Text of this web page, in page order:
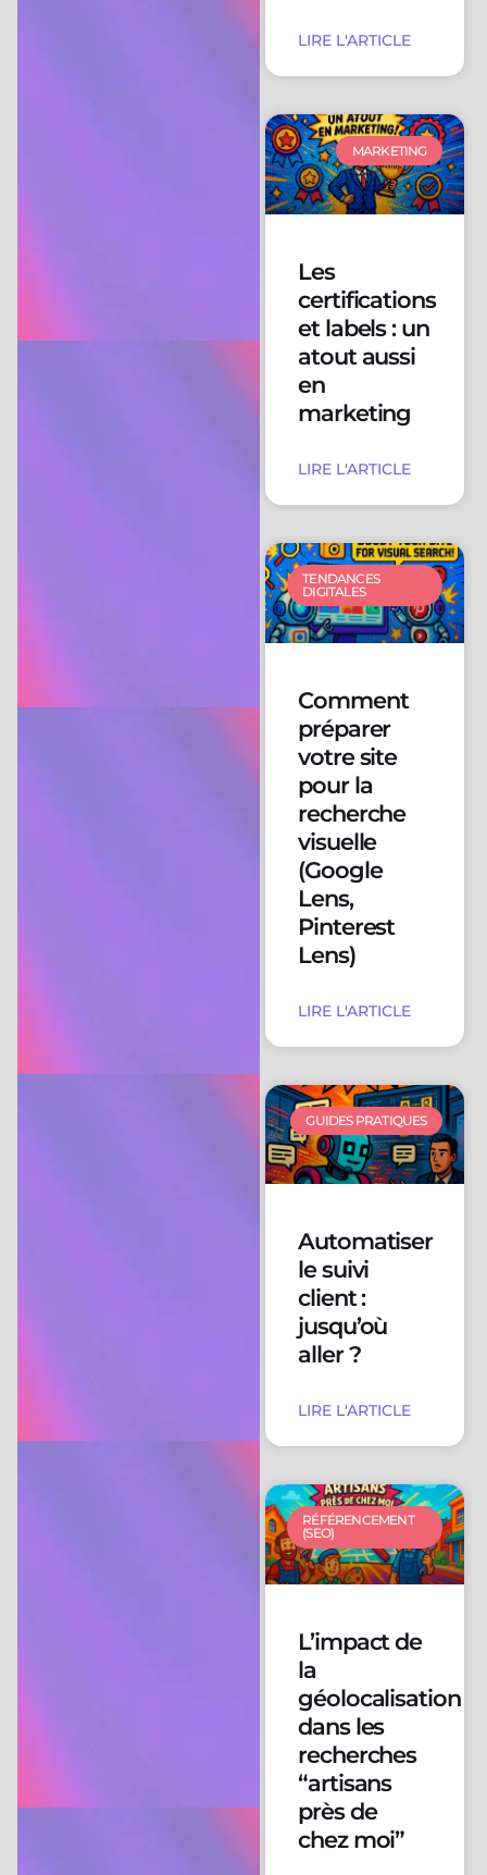
LIRE L'ARTICLE
MARKETING
Les
certifications
et labels : un
atout aussi
en
marketing
LIRE L'ARTICLE
TENDANCES
DIGITALES
Comment
préparer
votre site
pour la
recherche
visuelle
(Google
Lens,
Pinterest
Lens)
LIRE L'ARTICLE
GUIDES PRATIQUES
Automatiser
le suivi
client :
jusqu’où
aller ?
LIRE L'ARTICLE
RÉFÉRENCEMENT
(SEO)
L’impact de
la
géolocalisation
dans les
recherches
“artisans
près de
chez moi”